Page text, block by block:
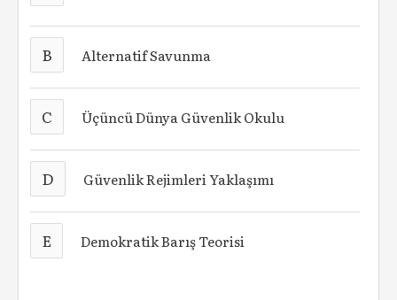
B Alternatif Savunma
C Üçüncü Dünya Güvenlik Okulu
D Güvenlik Rejimleri Yaklaşımı
E Demokratik Barış Teorisi